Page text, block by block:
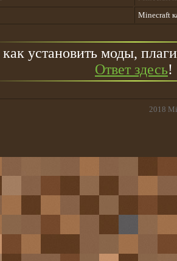
Minecraft
установить моды,
Ответ здесь!
2018